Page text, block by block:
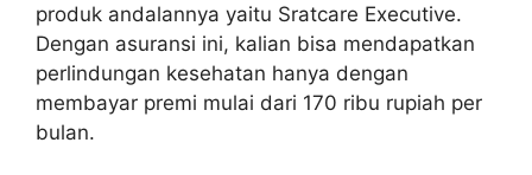
produk andalannya yaitu Sratcare Executive.
Dengan asuransi ini, kalian bisa mendapatkan
perlindungan kesehatan hanya dengan
membayar premi mulai dari 170 ribu rupiah per
bulan.